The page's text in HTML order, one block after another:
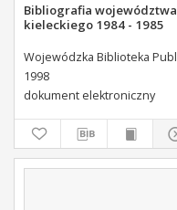
Bibliografia województwa
kieleckiego 1984 - 1985
1998
dokument elektroniczny